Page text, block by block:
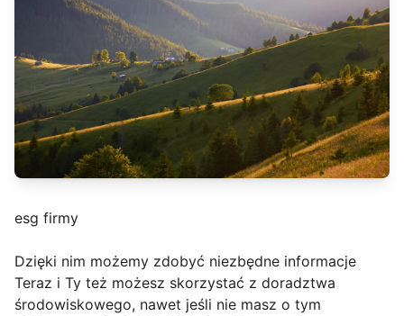
esg firmy
Dzięki nim możemy zdobyć niezbędne informacje
Teraz i Ty też możesz skorzystać z doradztwa
środowiskowego, nawet jeśli nie masz o tym